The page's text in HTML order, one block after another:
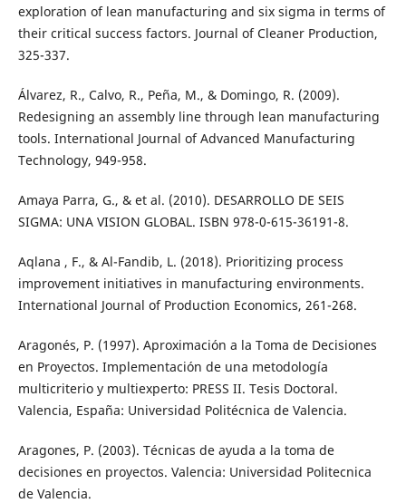
exploration of lean manufacturing and six sigma in terms of
their critical success factors. Journal of Cleaner Production,
325-337.
Álvarez, R., Calvo, R., Peña, M., & Domingo, R. (2009).
Redesigning an assembly line through lean manufacturing
tools. International Journal of Advanced Manufacturing
Technology, 949-958.
Amaya Parra, G., & et al. (2010). DESARROLLO DE SEIS
SIGMA: UNA VISION GLOBAL. ISBN 978-0-615-36191-8.
Aqlana , F., & Al-Fandib, L. (2018). Prioritizing process
improvement initiatives in manufacturing environments.
International Journal of Production Economics, 261-268.
Aragonés, P. (1997). Aproximación a la Toma de Decisiones
en Proyectos. Implementación de una metodología
multicriterio y multiexperto: PRESS II. Tesis Doctoral.
Valencia, España: Universidad Politécnica de Valencia.
Aragones, P. (2003). Técnicas de ayuda a la toma de
decisiones en proyectos. Valencia: Universidad Politecnica
de Valencia.